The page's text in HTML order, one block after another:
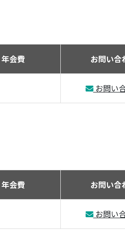
年会費 お問い合
お問い
年会費 お問い合
お問い